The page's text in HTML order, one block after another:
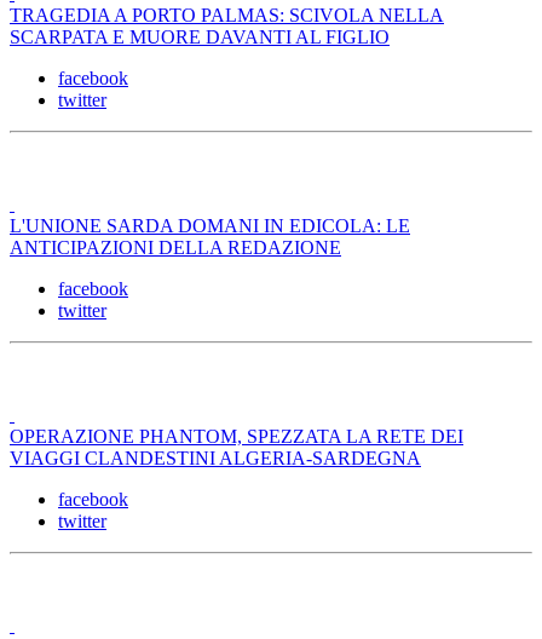
TRAGEDIA A PORTO PALMAS: SCIVOLA NELLA
SCARPATA E MUORE DAVANTI AL FIGLIO
facebook
twitter
L'UNIONE SARDA DOMANI IN EDICOLA: LE
ANTICIPAZIONI DELLA REDAZIONE
facebook
twitter
OPERAZIONE PHANTOM, SPEZZATA LA RETE DEI
VIAGGI CLANDESTINI ALGERIA-SARDEGNA
facebook
twitter